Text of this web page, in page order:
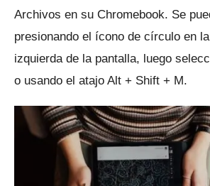
Archivos en su Chromebook. Se
presionando el ícono de círculo en
izquierda de la pantalla, luego
o usando el atajo Alt + Shift + M.